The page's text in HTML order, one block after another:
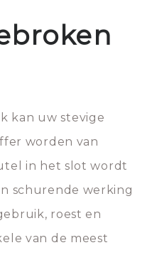
kan uw stevige
worden van
in het slot wordt
schurende werking
roest en
van de meest